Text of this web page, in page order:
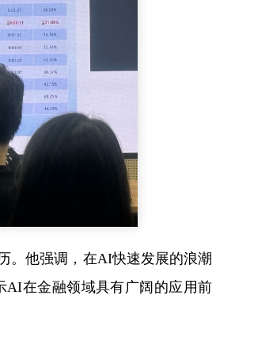
。他强调，在AI快速发展的浪潮
AI在金融领域具有广阔的应用前